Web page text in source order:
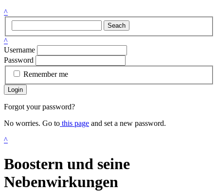
^
Seach
^
Username
Password
Remember me
Login
Forgot your password?
No worries. Go to this page and set a new password.
^
Boostern und seine
Nebenwirkungen